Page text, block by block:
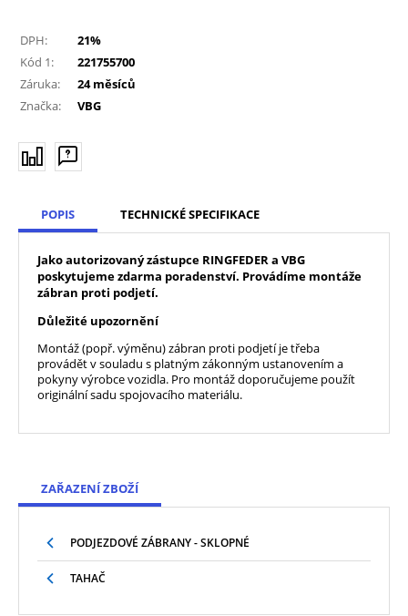
DPH:
21%
Kód 1:
221755700
Záruka:
24 měsíců
Značka:
VBG
POPIS TECHNICKÉ SPECIFIKACE
Jako autorizovaný zástupce RINGFEDER a VBG
poskytujeme zdarma poradenství. Provádíme montáže
zábran proti podjetí.
Důležité upozornění
Montáž (popř. výměnu) zábran proti podjetí je třeba
provádět v souladu s platným zákonným ustanovením a
pokyny výrobce vozidla. Pro montáž doporučujeme použít
originální sadu spojovacího materiálu.
ZAŘAZENÍ ZBOŽÍ
PODJEZDOVÉ ZÁBRANY - SKLOPNÉ
TAHAČ